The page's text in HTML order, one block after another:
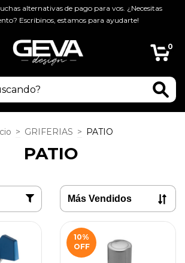
alternativas de pago para vos. ¿Necesitas
Escribinos, estamos para ayudarte!
0
> GRIFERIAS > PATIO
PATIO
10%
OFF